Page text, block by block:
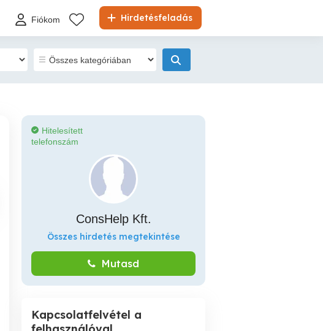
Hirdetésfeladás
Fiókom
Hitelesített
telefonszám
ConsHelp Kft.
Összes hirdetés megtekintése
Mutasd
Kapcsolatfelvétel a